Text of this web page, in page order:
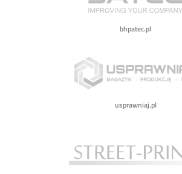
bhpatec.pl
usprawniaj.pl